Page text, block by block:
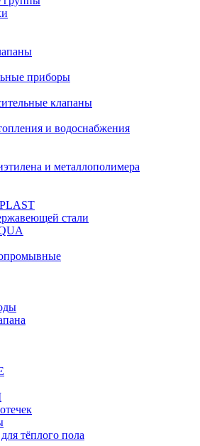
приборы
клапаны
и водоснабжения
и металлополимера
стали
тёплого пола